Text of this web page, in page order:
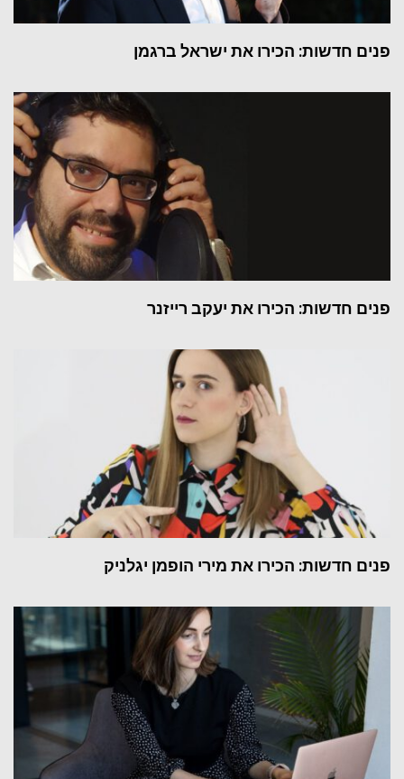
פנים חדשות: הכירו את ישראל ברגמן
פנים חדשות: הכירו את יעקב רייזנר
פנים חדשות: הכירו את מירי הופמן יגלניק